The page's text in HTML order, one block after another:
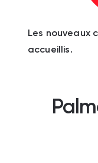
Les nouveaux
accueillis.